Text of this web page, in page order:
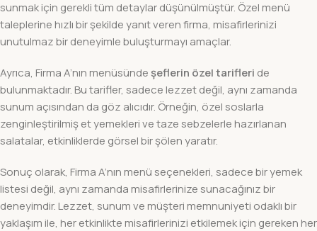
sunmak için gerekli tüm detaylar düşünülmüştür. Özel menü
taleplerine hızlı bir şekilde yanıt veren firma, misafirlerinizi
unutulmaz bir deneyimle buluşturmayı amaçlar.
Ayrıca, Firma A’nın menüsünde şeflerin özel tarifleri de
bulunmaktadır. Bu tarifler, sadece lezzet değil, aynı zamanda
sunum açısından da göz alıcıdır. Örneğin, özel soslarla
zenginleştirilmiş et yemekleri ve taze sebzelerle hazırlanan
salatalar, etkinliklerde görsel bir şölen yaratır.
Sonuç olarak, Firma A’nın menü seçenekleri, sadece bir yemek
listesi değil, aynı zamanda misafirlerinize sunacağınız bir
deneyimdir. Lezzet, sunum ve müşteri memnuniyeti odaklı bir
yaklaşım ile, her etkinlikte misafirlerinizi etkilemek için gereken her